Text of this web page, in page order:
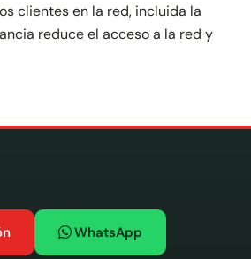
clientes en la red, incluida la
reduce el acceso a la red y
WhatsApp